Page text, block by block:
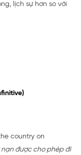
lịch sự hơn so với
country on
được cho phép đi